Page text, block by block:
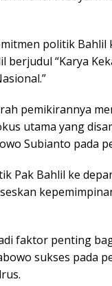
politik Bahlil
“Karya
pemikirannya
utama yang
Subianto pada
Pak Bahlil ke
faktor penting
sukses pada